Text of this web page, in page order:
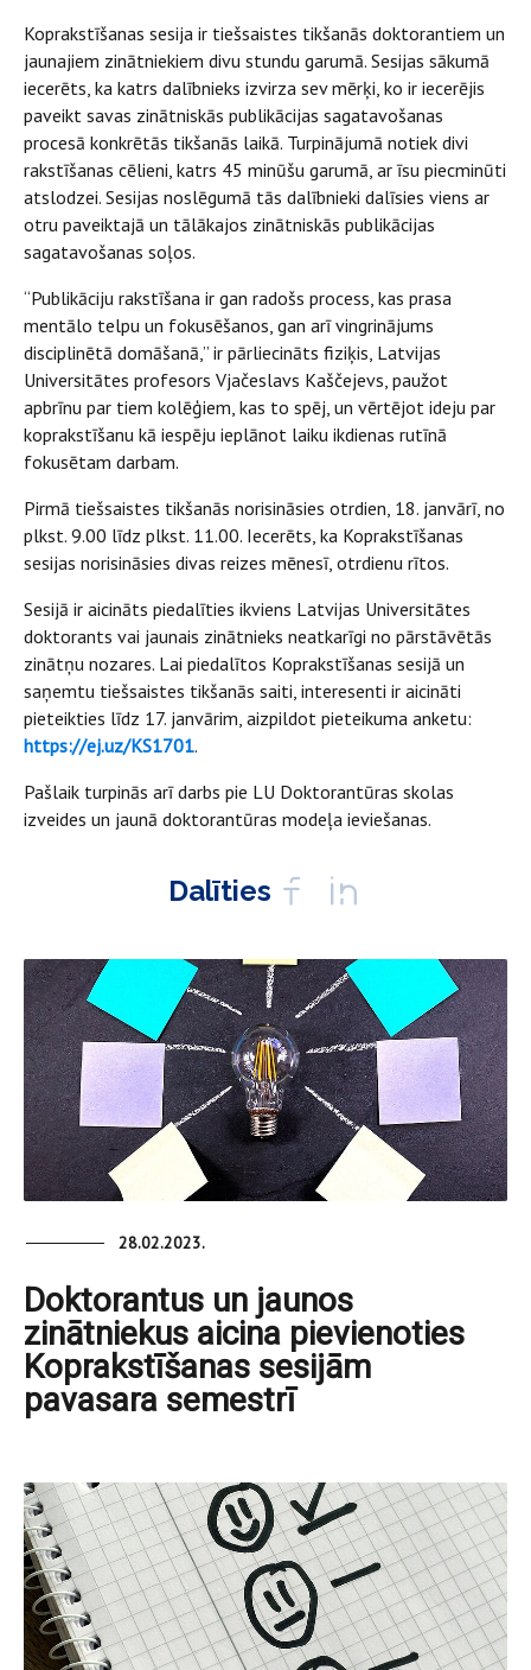
Koprakstīšanas sesija ir tiešsaistes tikšanās doktorantiem un
jaunajiem zinātniekiem divu stundu garumā. Sesijas sākumā
iecerēts, ka katrs dalībnieks izvirza sev mērķi, ko ir iecerējis
paveikt savas zinātniskās publikācijas sagatavošanas
procesā konkrētās tikšanās laikā. Turpinājumā notiek divi
rakstīšanas cēlieni, katrs 45 minūšu garumā, ar īsu piecminūti
atslodzei. Sesijas noslēgumā tās dalībnieki dalīsies viens ar
otru paveiktajā un tālākajos zinātniskās publikācijas
sagatavošanas soļos.
“Publikāciju rakstīšana ir gan radošs process, kas prasa
mentālo telpu un fokusēšanos, gan arī vingrinājums
disciplinētā domāšanā,” ir pārliecināts fiziķis, Latvijas
Universitātes profesors Vjačeslavs Kaščejevs, paužot
apbrīnu par tiem kolēģiem, kas to spēj, un vērtējot ideju par
koprakstīšanu kā iespēju ieplānot laiku ikdienas rutīnā
fokusētam darbam.
Pirmā tiešsaistes tikšanās norisināsies otrdien, 18. janvārī, no
plkst. 9.00 līdz plkst. 11.00. Iecerēts, ka Koprakstīšanas
sesijas norisināsies divas reizes mēnesī, otrdienu rītos.
Sesijā ir aicināts piedalīties ikviens Latvijas Universitātes
doktorants vai jaunais zinātnieks neatkarīgi no pārstāvētās
zinātņu nozares. Lai piedalītos Koprakstīšanas sesijā un
saņemtu tiešsaistes tikšanās saiti, interesenti ir aicināti
pieteikties līdz 17. janvārim, aizpildot pieteikuma anketu:
https://ej.uz/KS1701.
Pašlaik turpinās arī darbs pie LU Doktorantūras skolas
izveides un jaunā doktorantūras modeļa ieviešanas.
Dalīties
28.02.2023.
Doktorantus un jaunos
zinātniekus aicina pievienoties
Koprakstīšanas sesijām
pavasara semestrī